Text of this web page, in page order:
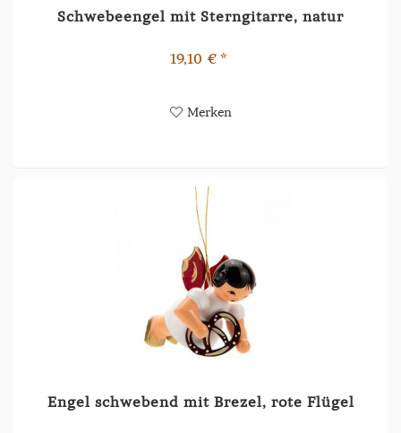
Schwebeengel mit Sterngitarre, natur
19,10 € *
Merken
Engel schwebend mit Brezel, rote Flügel